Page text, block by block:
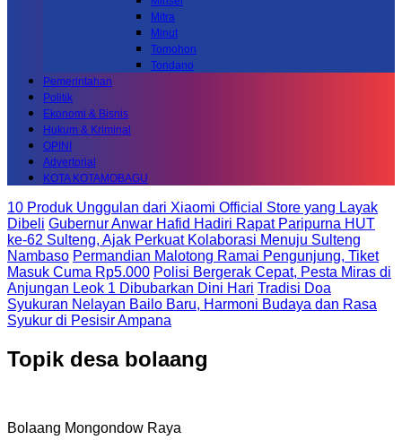
Mitra
Minut
Tomohon
Tondano
Pemerintahan
Politik
Ekonomi & Bisnis
Hukum & Kriminal
OPINI
Advertorial
KOTA KOTAMOBAGU
10 Produk Unggulan dari Xiaomi Official Store yang Layak
Dibeli Gubernur Anwar Hafid Hadiri Rapat Paripurna HUT
ke-62 Sulteng, Ajak Perkuat Kolaborasi Menuju Sulteng
Nambaso Permandian Malotong Ramai Pengunjung, Tiket
Masuk Cuma Rp5.000 Polisi Bergerak Cepat, Pesta Miras di
Anjungan Leok 1 Dibubarkan Dini Hari Tradisi Doa
Syukuran Nelayan Bailo Baru, Harmoni Budaya dan Rasa
Syukur di Pesisir Ampana
Topik desa bolaang
Bolaang Mongondow Raya